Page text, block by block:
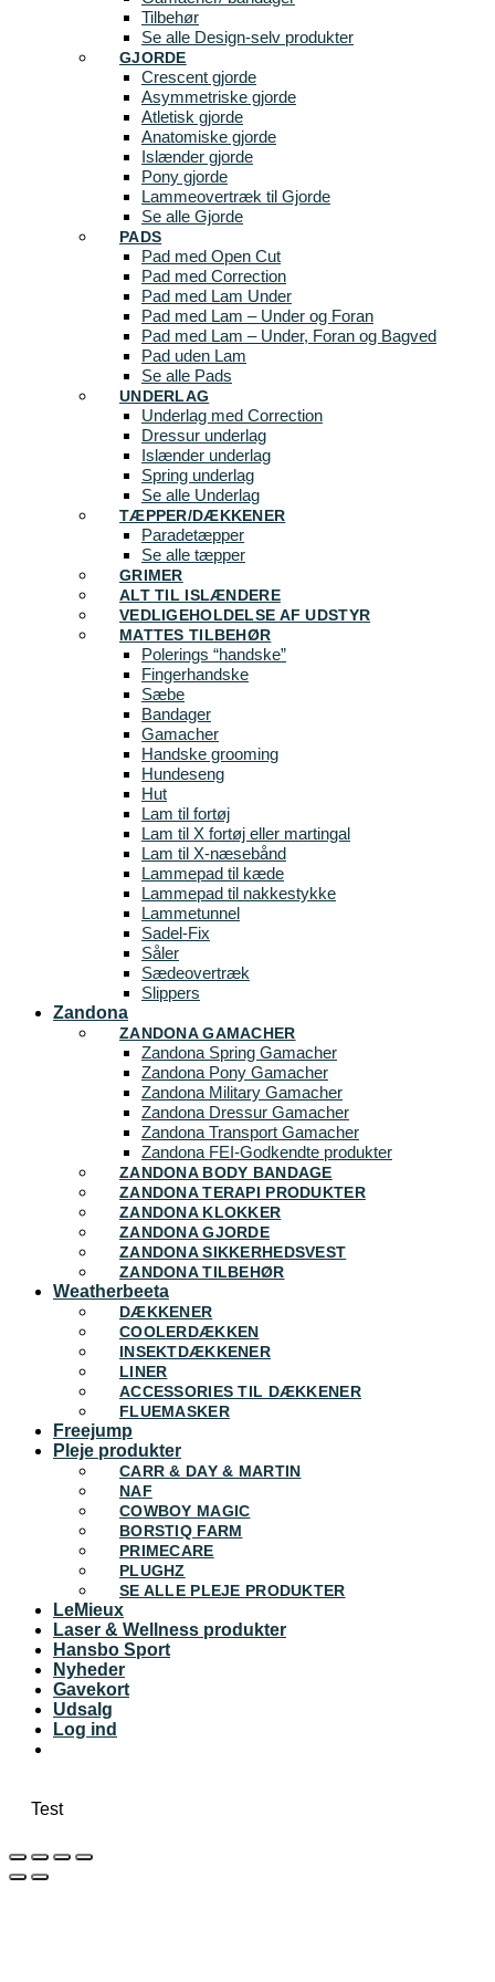
Tilbehør
Se alle Design-selv produkter
GJORDE
Crescent gjorde
Asymmetriske gjorde
Atletisk gjorde
Anatomiske gjorde
Islænder gjorde
Pony gjorde
Lammeovertræk til Gjorde
Se alle Gjorde
PADS
Pad med Open Cut
Pad med Correction
Pad med Lam Under
Pad med Lam – Under og Foran
Pad med Lam – Under, Foran og Bagved
Pad uden Lam
Se alle Pads
UNDERLAG
Underlag med Correction
Dressur underlag
Islænder underlag
Spring underlag
Se alle Underlag
TÆPPER/DÆKKENER
Paradetæpper
Se alle tæpper
GRIMER
ALT TIL ISLÆNDERE
VEDLIGEHOLDELSE AF UDSTYR
MATTES TILBEHØR
Polerings “handske”
Fingerhandske
Sæbe
Bandager
Gamacher
Handske grooming
Hundeseng
Hut
Lam til fortøj
Lam til X fortøj eller martingal
Lam til X-næsebånd
Lammepad til kæde
Lammepad til nakkestykke
Lammetunnel
Sadel-Fix
Såler
Sædeovertræk
Slippers
Zandona
ZANDONA GAMACHER
Zandona Spring Gamacher
Zandona Pony Gamacher
Zandona Military Gamacher
Zandona Dressur Gamacher
Zandona Transport Gamacher
Zandona FEI-Godkendte produkter
ZANDONA BODY BANDAGE
ZANDONA TERAPI PRODUKTER
ZANDONA KLOKKER
ZANDONA GJORDE
ZANDONA SIKKERHEDSVEST
ZANDONA TILBEHØR
Weatherbeeta
DÆKKENER
COOLERDÆKKEN
INSEKTDÆKKENER
LINER
ACCESSORIES TIL DÆKKENER
FLUEMASKER
Freejump
Pleje produkter
CARR & DAY & MARTIN
NAF
COWBOY MAGIC
BORSTIQ FARM
PRIMECARE
PLUGHZ
SE ALLE PLEJE PRODUKTER
LeMieux
Laser & Wellness produkter
Hansbo Sport
Nyheder
Gavekort
Udsalg
Log ind
Test